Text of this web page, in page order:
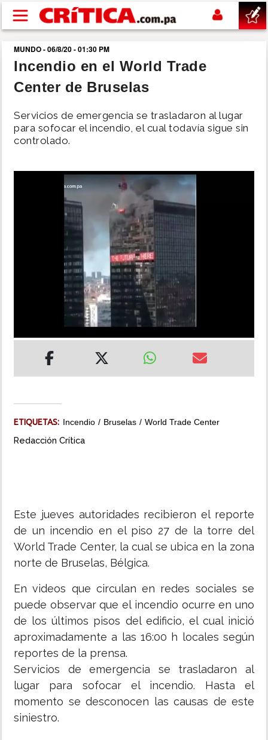
Pasar al contenido principal
buscar
SUCESOS
NACIONAL
IMPRESO
MUNDO - 06/8/20 - 01:30 PM
Incendio en el World Trade
Center de Bruselas
Servicios de emergencia se trasladaron al lugar
para sofocar el incendio, el cual todavía sigue sin
controlado.
ETIQUETAS: Incendio Bruselas World Trade Center
Redacción Crítica
Este jueves autoridades recibieron el reporte
de un incendio en el piso 27 de la torre del
World Trade Center, la cual se ubica en la zona
norte de Bruselas, Bélgica.
En videos que circulan en redes sociales se
puede observar que el incendio ocurre en uno
de los últimos pisos del edificio, el cual inició
aproximadamente a las 16:00 h locales según
reportes de la prensa.
Servicios de emergencia se trasladaron al
lugar para sofocar el incendio. Hasta el
momento se desconocen las causas de este
siniestro.